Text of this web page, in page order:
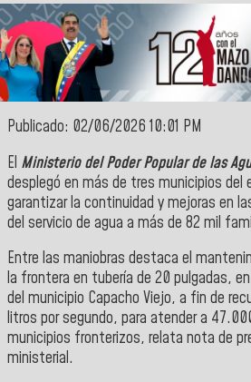
Publicado: 02/06/2026 10:01 PM
El Ministerio del Poder Popular de las
desplegó en más de tres municipios del
garantizar la continuidad y mejoras en
del servicio de agua a más de 82 mil
​Entre las maniobras destaca el
la frontera en tubería de 20 pulgadas,
del municipio Capacho Viejo, a fin de
litros por segundo, para atender a
municipios fronterizos, relata nota de
ministerial.